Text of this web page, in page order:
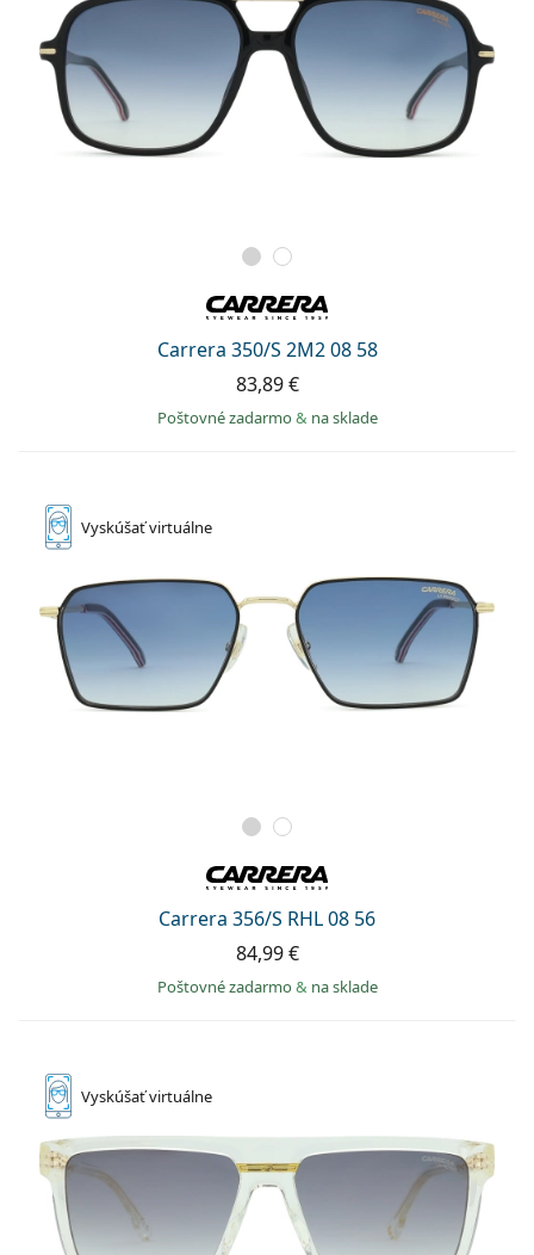
Carrera 350/S 2M2 08 58
83,89 €
Poštovné zadarmo& na sklade
Vyskúšaťvirtuálne
Carrera 356/S RHL 08 56
84,99 €
Poštovné zadarmo& na sklade
Vyskúšaťvirtuálne